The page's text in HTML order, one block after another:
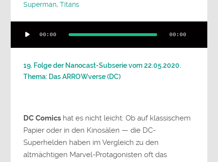
Superman,Titans
Player
00:00 00:00
19. Folge der Nanocast-Subserie vom 22.05.2020.
Thema: Das ARROWverse (DC)
DC Comics hat es nicht leicht: Ob auf klassischem
Papier oder in den Kinosälen — die DC-
Superhelden haben im Vergleich zu den
altmächtigen Marvel-Protagonisten oft das